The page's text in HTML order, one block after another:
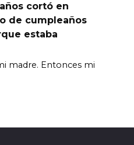
cortó en
de cumpleaños
estaba
madre. Entonces mi